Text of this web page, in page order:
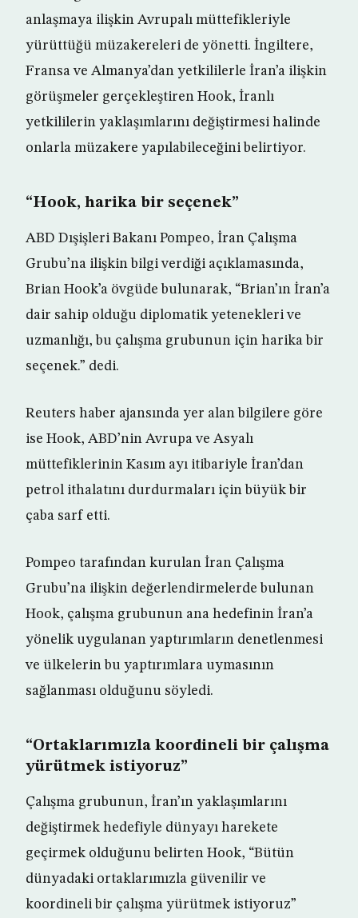
anlaşmaya ilişkin Avrupalı müttefikleriyle
yürüttüğü müzakereleri de yönetti. İngiltere,
Fransa ve Almanya’dan yetkililerle İran’a ilişkin
görüşmeler gerçekleştiren Hook, İranlı
yetkililerin yaklaşımlarını değiştirmesi halinde
onlarla müzakere yapılabileceğini belirtiyor.
“Hook, harika bir seçenek”
ABD Dışişleri Bakanı Pompeo, İran Çalışma
Grubu’na ilişkin bilgi verdiği açıklamasında,
Brian Hook’a övgüde bulunarak, “Brian’ın İran’a
dair sahip olduğu diplomatik yetenekleri ve
uzmanlığı, bu çalışma grubunun için harika bir
seçenek.” dedi.
Reuters haber ajansında yer alan bilgilere göre
ise Hook, ABD’nin Avrupa ve Asyalı
müttefiklerinin Kasım ayı itibariyle İran’dan
petrol ithalatını durdurmaları için büyük bir
çaba sarf etti.
Pompeo tarafından kurulan İran Çalışma
Grubu’na ilişkin değerlendirmelerde bulunan
Hook, çalışma grubunun ana hedefinin İran’a
yönelik uygulanan yaptırımların denetlenmesi
ve ülkelerin bu yaptırımlara uymasının
sağlanması olduğunu söyledi.
“Ortaklarımızla koordineli bir çalışma
yürütmek istiyoruz”
Çalışma grubunun, İran’ın yaklaşımlarını
değiştirmek hedefiyle dünyayı harekete
geçirmek olduğunu belirten Hook, “Bütün
dünyadaki ortaklarımızla güvenilir ve
koordineli bir çalışma yürütmek istiyoruz”